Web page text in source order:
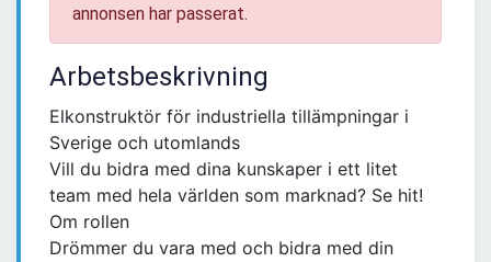
annonsen har passerat.
Arbetsbeskrivning
Elkonstruktör för industriella tillämpningar i
Sverige och utomlands
Vill du bidra med dina kunskaper i ett litet
team med hela världen som marknad? Se hit!
Om rollen
Drömmer du vara med och bidra med din